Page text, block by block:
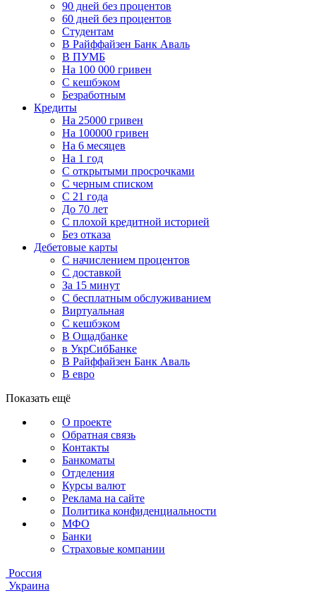
90 дней без процентов
60 дней без процентов
Студентам
В Райффайзен Банк Аваль
В ПУМБ
На 100 000 гривен
С кешбэком
Безработным
Кредиты
На 25000 гривен
На 100000 гривен
На 6 месяцев
На 1 год
С открытыми просрочками
С черным списком
С 21 года
До 70 лет
С плохой кредитной историей
Без отказа
Дебетовые карты
С начислением процентов
С доставкой
За 15 минут
С бесплатным обслуживанием
Виртуальная
С кешбэком
В Ощадбанке
в УкрСибБанке
В Райффайзен Банк Аваль
В евро
Показать ещё
О проекте
Обратная связь
Контакты
Банкоматы
Отделения
Курсы валют
Реклама на сайте
Политика конфиденциальности
МФО
Банки
Страховые компании
Россия
Украина